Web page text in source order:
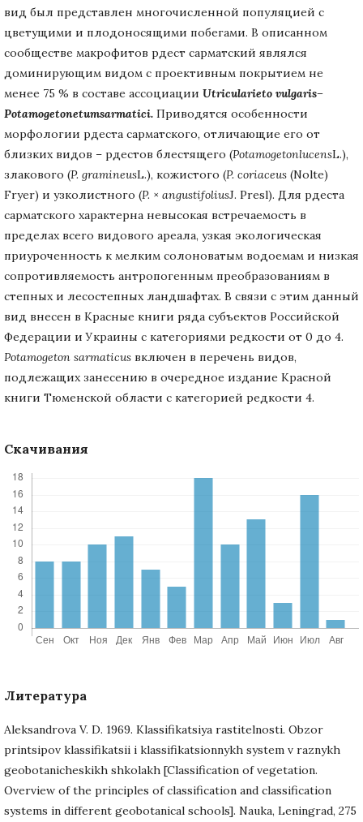
вид был представлен многочисленной популяцией с
цветущими и плодоносящими побегами. В описанном
сообществе макрофитов рдест сарматский являлся
доминирующим видом с проективным покрытием не
менее 75 % в составе ассоциации Utricularieto vulgaris–
Potamogetonetumsarmatici. Приводятся особенности
морфологии рдеста сарматского, отличающие его от
близких видов – рдестов блестящего (PotamogetonlucensL.),
злакового (P. gramineusL.), кожистого (P. coriaceus (Nolte)
Fryer) и узколистного (P. × angustifoliusJ. Presl). Для рдеста
сарматского характерна невысокая встречаемость в
пределах всего видового ареала, узкая экологическая
приуроченность к мелким солоноватым водоемам и низкая
сопротивляемость антропогенным преобразованиям в
степных и лесостепных ландшафтах. В связи с этим данный
вид внесен в Красные книги ряда субъектов Российской
Федерации и Украины с категориями редкости от 0 до 4.
Potamogeton sarmaticus включен в перечень видов,
подлежащих занесению в очередное издание Красной
книги Тюменской области с категорией редкости 4.
Скачивания
Литература
Aleksandrova V. D. 1969. Klassifikatsiya rastitelnosti. Obzor
printsipov klassifikatsii i klassifikatsionnykh system v raznykh
geobotanicheskikh shkolakh [Classification of vegetation.
Overview of the principles of classification and classification
systems in different geobotanical schools]. Nauka, Leningrad, 275